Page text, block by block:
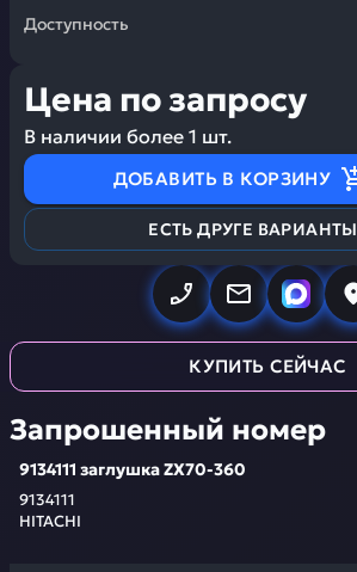
Доступность
Цена по запросу
В наличии более 1 шт.
ДОБАВИТЬ В КОРЗИНУ
ЕСТЬ ДРУГЕ ВАРИАНТЫ
КУПИТЬ СЕЙЧАС
Запрошенный номер
9134111
HITACHI
9134111 заглушка ZX70-360